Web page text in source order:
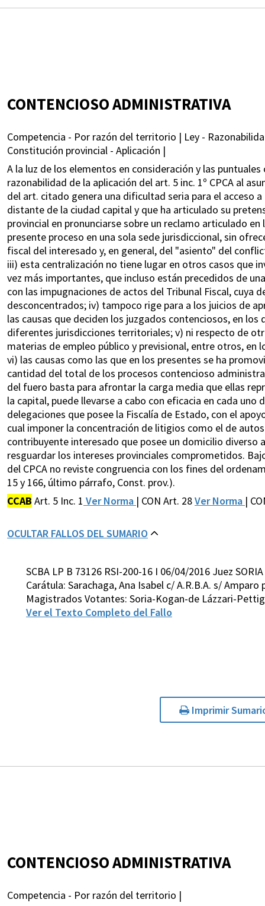
CONTENCIOSO ADMINISTRATIVA
Competencia - Por razón del territorio | Ley -
Constitución provincial - Aplicación |
A la luz de los elementos en consideración y las
razonabilidad de la aplicación del art. 5 inc. 1º CPCA al
del art. citado genera una dificultad seria para el acceso
distante de la ciudad capital y que ha articulado su
provincial en pronunciarse sobre un reclamo articulado
presente proceso en una sola sede jurisdiccional, sin
fiscal del interesado y, en general, del "asiento" del
iii) esta centralización no tiene lugar en otros casos que
vez más importantes, que incluso están precedidos de
con las impugnaciones de actos del Tribunal Fiscal, cuya
desconcentrados; iv) tampoco rige para a los juicios de
las causas que deciden los juzgados contenciosos, en
diferentes jurisdicciones territoriales; v) ni respecto de
materias de empleo público y previsional, entre otros,
vi) las causas como las que en los presentes se ha
cantidad del total de los procesos contencioso
del fuero basta para afrontar la carga media que ellas
la capital, puede llevarse a cabo con eficacia en cada
delegaciones que posee la Fiscalía de Estado, con el
cual imponer la concentración de litigios como el de
contribuyente interesado que posee un domicilio diverso
resguardar los intereses provinciales comprometidos.
del CPCA no reviste congruencia con los fines del
15 y 166, último párrafo, Const. prov.).
CCAB Art. 5 Inc. 1 Ver Norma | CON Art. 28Ver Norma |
OCULTAR FALLOS DEL SUMARIO
SCBA LP B 73126 RSI-200-16 I 06/04/2016 Juez SORIA
Carátula: Sarachaga, Ana Isabel c/ A.R.B.A. s/
Magistrados Votantes: Soria-Kogan-de Lázzari-
Ver el Texto Completo del Fallo
Imprimir
CONTENCIOSO ADMINISTRATIVA
Competencia - Por razón del territorio |